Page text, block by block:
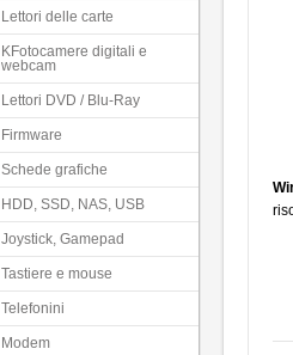
Lettori delle carte
KFotocamere digitali e
webcam
Lettori DVD / Blu-Ray
Firmware
Schede grafiche
HDD, SSD, NAS, USB
Joystick, Gamepad
Tastiere e mouse
Telefonini
Modem